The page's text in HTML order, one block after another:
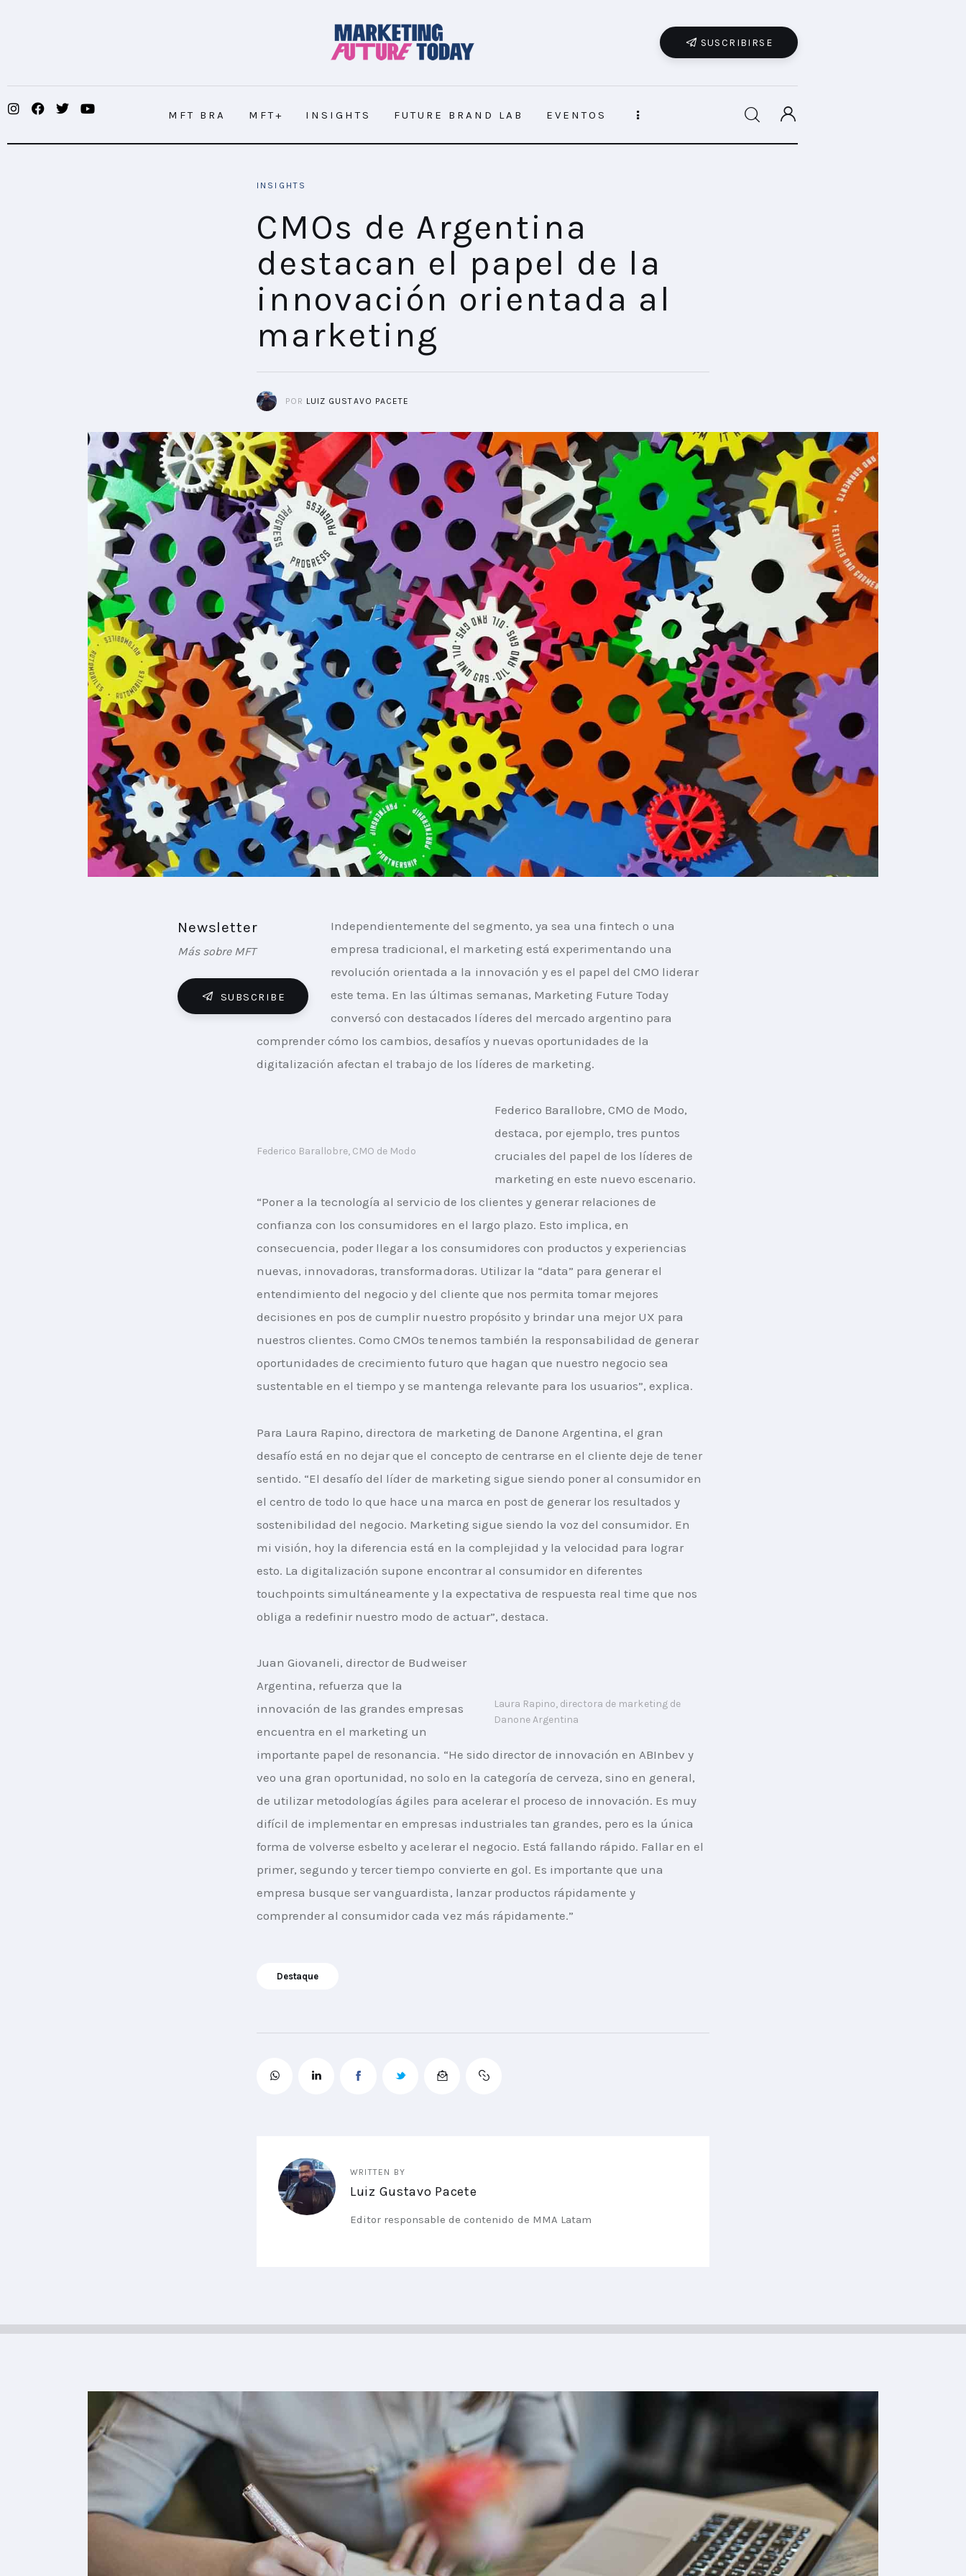
SUSCRIBIRSE
MFT BRA MFT+ INSIGHTS FUTURE BRAND LAB EVENTOS
INSIGHTS
INSIGHTS
CMOs de Argentina
destacan el papel de la
innovación orientada al
marketing
POR LUIZ GUSTAVO PACETE
Newsletter
Más sobre MFT
SUBSCRIBE
Independientemente del segmento, ya sea una fintech o una
empresa tradicional, el marketing está experimentando una
revolución orientada a la innovación y es el papel del CMO liderar
este tema. En las últimas semanas, Marketing Future Today
conversó con destacados líderes del mercado argentino para
comprender cómo los cambios, desafíos y nuevas oportunidades de la
digitalización afectan el trabajo de los líderes de marketing.
Federico Barallobre, CMO de Modo
Federico Barallobre, CMO de Modo,
destaca, por ejemplo, tres puntos
cruciales del papel de los líderes de
marketing en este nuevo escenario.
“Poner a la tecnología al servicio de los clientes y generar relaciones de
confianza con los consumidores en el largo plazo. Esto implica, en
consecuencia, poder llegar a los consumidores con productos y experiencias
nuevas, innovadoras, transformadoras. Utilizar la “data” para generar el
entendimiento del negocio y del cliente que nos permita tomar mejores
decisiones en pos de cumplir nuestro propósito y brindar una mejor UX para
nuestros clientes. Como CMOs tenemos también la responsabilidad de generar
oportunidades de crecimiento futuro que hagan que nuestro negocio sea
sustentable en el tiempo y se mantenga relevante para los usuarios”, explica.
Para Laura Rapino, directora de marketing de Danone Argentina, el gran
desafío está en no dejar que el concepto de centrarse en el cliente deje de tener
sentido. “El desafío del líder de marketing sigue siendo poner al consumidor en
el centro de todo lo que hace una marca en post de generar los resultados y
sostenibilidad del negocio. Marketing sigue siendo la voz del consumidor. En
mi visión, hoy la diferencia está en la complejidad y la velocidad para lograr
esto. La digitalización supone encontrar al consumidor en diferentes
touchpoints simultáneamente y la expectativa de respuesta real time que nos
obliga a redefinir nuestro modo de actuar”, destaca.
Laura Rapino, directora de marketing de
Danone Argentina
Juan Giovaneli, director de Budweiser
Argentina, refuerza que la
innovación de las grandes empresas
encuentra en el marketing un
importante papel de resonancia. “He sido director de innovación en ABInbev y
veo una gran oportunidad, no solo en la categoría de cerveza, sino en general,
de utilizar metodologías ágiles para acelerar el proceso de innovación. Es muy
difícil de implementar en empresas industriales tan grandes, pero es la única
forma de volverse esbelto y acelerar el negocio. Está fallando rápido. Fallar en el
primer, segundo y tercer tiempo convierte en gol. Es importante que una
empresa busque ser vanguardista, lanzar productos rápidamente y
comprender al consumidor cada vez más rápidamente.”​
Destaque
WRITTEN BY
Luiz Gustavo Pacete
Editor responsable de contenido de MMA Latam